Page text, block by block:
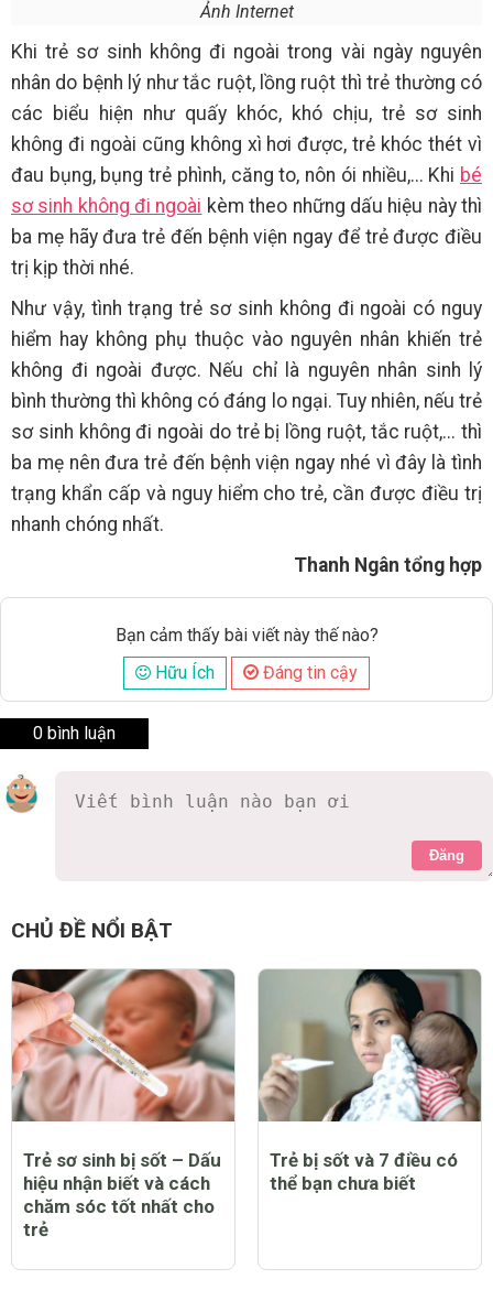
Ảnh Internet
Khi trẻ sơ sinh không đi ngoài trong vài ngày nguyên
nhân do bệnh lý như tắc ruột, lồng ruột thì trẻ thường có
các biểu hiện như quấy khóc, khó chịu, trẻ sơ sinh
không đi ngoài cũng không xì hơi được, trẻ khóc thét vì
đau bụng, bụng trẻ phình, căng to, nôn ói nhiều,... Khi bé
sơ sinh không đi ngoài kèm theo những dấu hiệu này thì
ba mẹ hãy đưa trẻ đến bệnh viện ngay để trẻ được điều
trị kịp thời nhé.
Như vậy, tình trạng trẻ sơ sinh không đi ngoài có nguy
hiểm hay không phụ thuộc vào nguyên nhân khiến trẻ
không đi ngoài được. Nếu chỉ là nguyên nhân sinh lý
bình thường thì không có đáng lo ngại. Tuy nhiên, nếu trẻ
sơ sinh không đi ngoài do trẻ bị lồng ruột, tắc ruột,... thì
ba mẹ nên đưa trẻ đến bệnh viện ngay nhé vì đây là tình
trạng khẩn cấp và nguy hiểm cho trẻ, cần được điều trị
nhanh chóng nhất.
Thanh Ngân tổng hợp
Bạn cảm thấy bài viết này thế nào?
Hữu Ích
Đáng tin cậy
0 bình luận
Đăng
CHỦ ĐỀ NỔI BẬT
Trẻ sơ sinh bị sốt – Dấu
hiệu nhận biết và cách
chăm sóc tốt nhất cho
trẻ
Trẻ bị sốt và 7 điều có
thể bạn chưa biết